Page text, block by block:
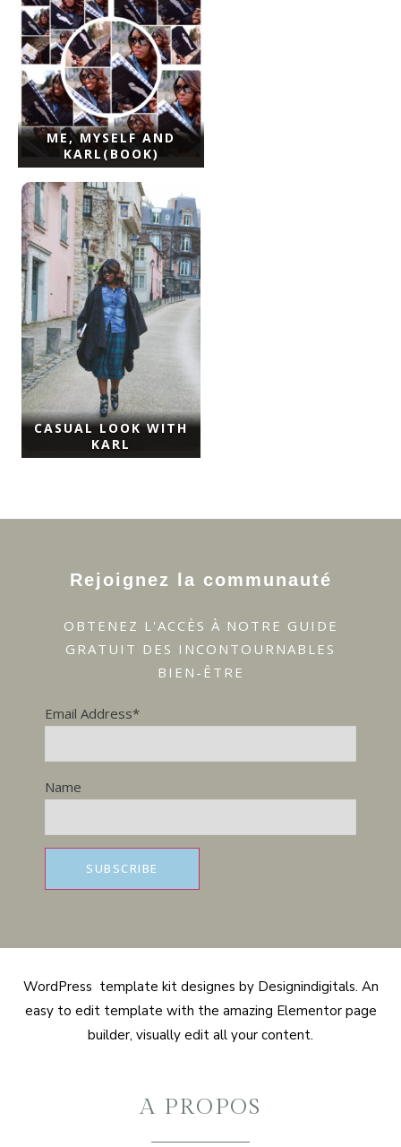
ME, MYSELF AND
KARL(BOOK)
CASUAL LOOK WITH
KARL
VIDEO
DU
JOUR
KARL
VIDEO
DU
SELON
VIDEO
TRAILER
BY
LAGERFELD
Rejoignez la communauté
OBTENEZ L'ACCÈS À NOTRE GUIDE
GRATUIT DES INCONTOURNABLES
BIEN-ÊTRE
Email Address*
Name
WordPress template kit designes by Designindigitals. An
easy to edit template with the amazing Elementor page
builder, visually edit all your content.
A PROPOS